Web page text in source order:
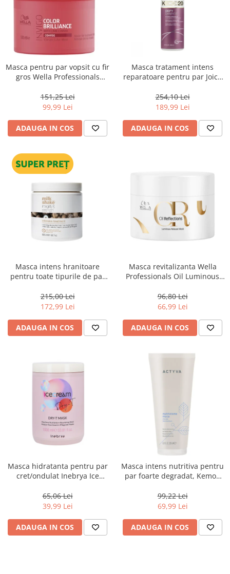
Masca pentru par vopsit cu fir
gros Wella Professionals
151,25 Lei
99,99 Lei
ADAUGA IN COS
Masca tratament intens
reparatoare pentru par Joico
Mask, 500 ml
254,10 Lei
189,99 Lei
ADAUGA IN COS
Masca intens hranitoare
pentru toate tipurile de par
Strength Intensive Treatment,
500 ml
215,00 Lei
172,99 Lei
ADAUGA IN COS
Masca revitalizanta Wella
Professionals Oil Luminous
96,80 Lei
66,99 Lei
ADAUGA IN COS
Masca hidratanta pentru par
cret/ondulat Inebrya Ice
65,06 Lei
39,99 Lei
ADAUGA IN COS
Masca intens nutritiva pentru
par foarte degradat, Kemon
ml
99,22 Lei
69,99 Lei
ADAUGA IN COS